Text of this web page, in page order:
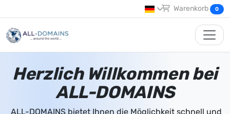
Warenkorb 0
Herzlich Willkommen bei
ALL-DOMAINS
ALL-DOMAINS bietet Ihnen die Möglichkeit schnell und